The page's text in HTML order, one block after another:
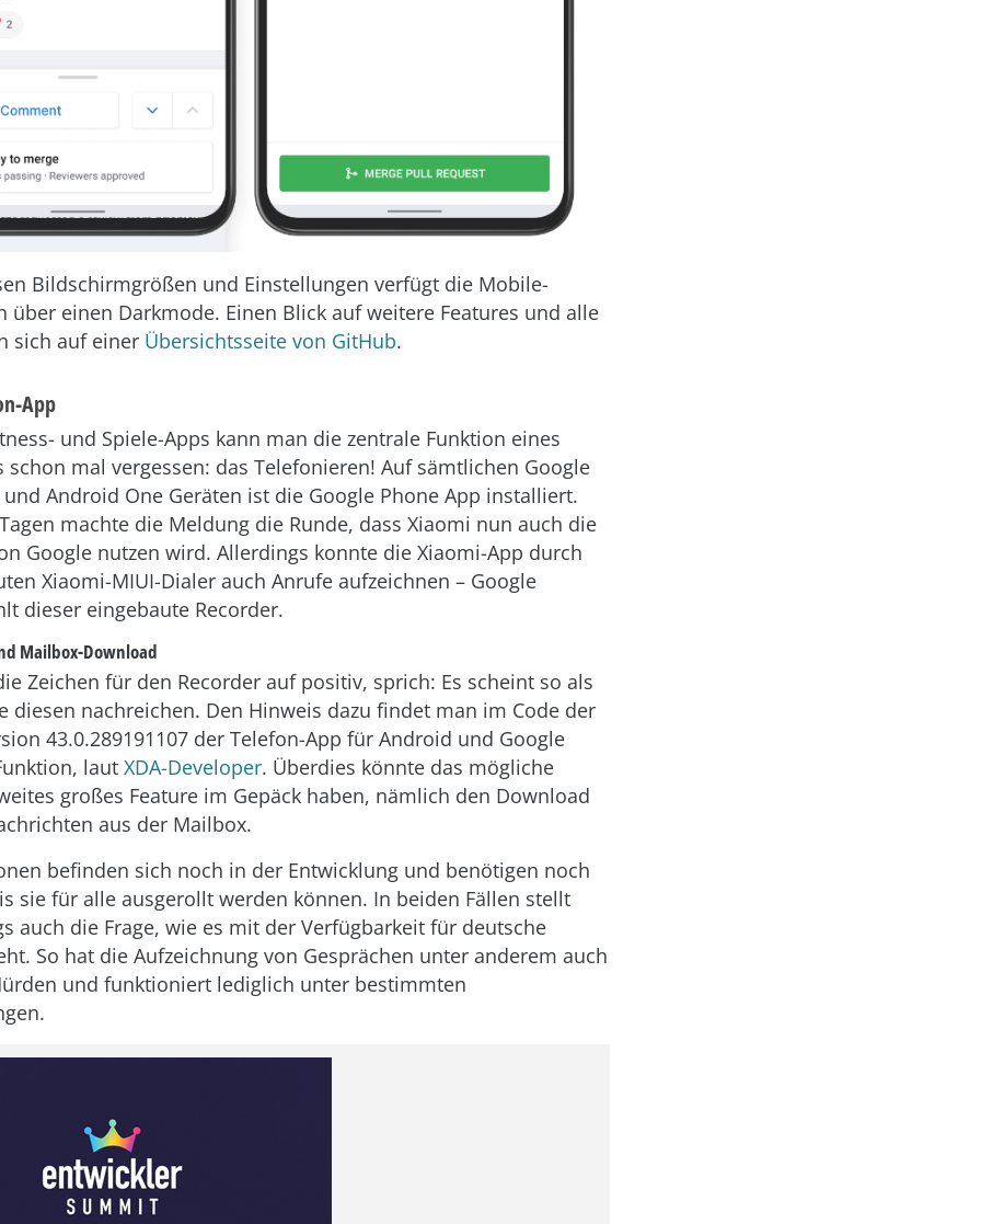
Bildschirmgrößen und Einstellungen verfügt die Mobile-
über einen Darkmode. Einen Blick auf weitere Features und alle
sich auf einer Übersichtsseite von GitHub.
App
und Spiele-Apps kann man die zentrale Funktion eines
schon mal vergessen: das Telefonieren! Auf sämtlichen Google
und Android One Geräten ist die Google Phone App installiert.
machte die Meldung die Runde, dass Xiaomi nun auch die
Google nutzen wird. Allerdings konnte die Xiaomi-App durch
Xiaomi-MIUI-Dialer auch Anrufe aufzeichnen – Google
dieser eingebaute Recorder.
Mailbox-Download
Zeichen für den Recorder auf positiv, sprich: Es scheint so als
diesen nachreichen. Den Hinweis dazu findet man im Code der
43.0.289191107 der Telefon-App für Android und Google
laut XDA-Developer. Überdies könnte das mögliche
großes Feature im Gepäck haben, nämlich den Download
aus der Mailbox.
befinden sich noch in der Entwicklung und benötigen noch
sie für alle ausgerollt werden können. In beiden Fällen stellt
auch die Frage, wie es mit der Verfügbarkeit für deutsche
So hat die Aufzeichnung von Gesprächen unter anderem auch
und funktioniert lediglich unter bestimmten